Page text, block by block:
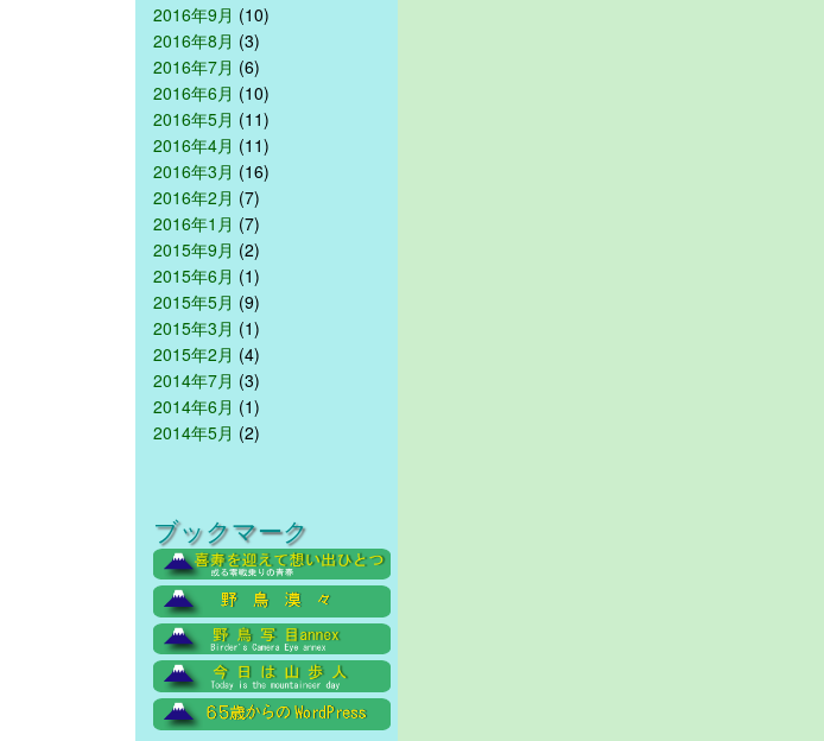
2016年9月 (10)
2016年8月 (3)
2016年7月 (6)
2016年6月 (10)
2016年5月 (11)
2016年4月 (11)
2016年3月 (16)
2016年2月 (7)
2016年1月 (7)
2015年9月 (2)
2015年6月 (1)
2015年5月 (9)
2015年3月 (1)
2015年2月 (4)
2014年7月 (3)
2014年6月 (1)
2014年5月 (2)
ブックマーク